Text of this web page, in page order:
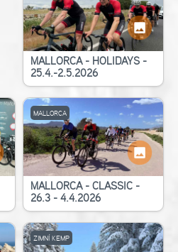
MALLORCA - HOLIDAYS -
25.4.-2.5.2026
MALLORCA
MALLORCA - CLASSIC -
26.3 - 4.4.2026
ZIMNÍ KEMP